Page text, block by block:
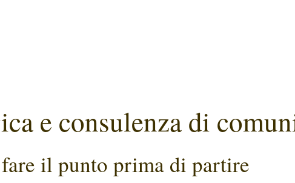
e consulenza di
il punto prima di partire